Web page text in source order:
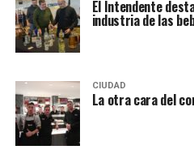
El Intendente
industria de las
CIUDAD
La otra cara del